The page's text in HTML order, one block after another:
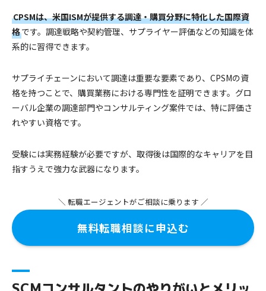
CPSMは、米国ISMが提供する調達・購買分野に特化した国際資
格です。調達戦略や契約管理、サプライヤー評価などの知識を体
系的に習得できます。
サプライチェーンにおいて調達は重要な要素であり、CPSMの資
格を持つことで、購買業務における専門性を証明できます。グロ
ーバル企業の調達部門やコンサルティング案件では、特に評価さ
れやすい資格です。
受験には実務経験が必要ですが、取得後は国際的なキャリアを目
指すうえで強力な武器になります。
＼ 転職エージェントがご相談に乗ります ／
無料転職相談に申込む